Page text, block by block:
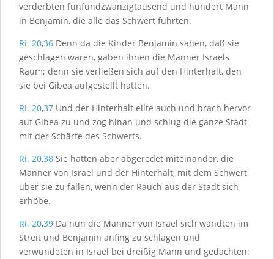
verderbten fünfundzwanzigtausend und hundert Mann
in Benjamin, die alle das Schwert führten.
Ri. 20,36 Denn da die Kinder Benjamin sahen, daß sie
geschlagen waren, gaben ihnen die Männer Israels
Raum; denn sie verließen sich auf den Hinterhalt, den
sie bei Gibea aufgestellt hatten.
Ri. 20,37 Und der Hinterhalt eilte auch und brach hervor
auf Gibea zu und zog hinan und schlug die ganze Stadt
mit der Schärfe des Schwerts.
Ri. 20,38 Sie hatten aber abgeredet miteinander, die
Männer von Israel und der Hinterhalt, mit dem Schwert
über sie zu fallen, wenn der Rauch aus der Stadt sich
erhöbe.
Ri. 20,39 Da nun die Männer von Israel sich wandten im
Streit und Benjamin anfing zu schlagen und
verwundeten in Israel bei dreißig Mann und gedachten: